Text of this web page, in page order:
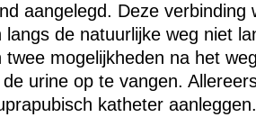
aangelegd. Deze verbinding
de natuurlijke weg niet
twee mogelijkheden na het
urine op te vangen.
katheter